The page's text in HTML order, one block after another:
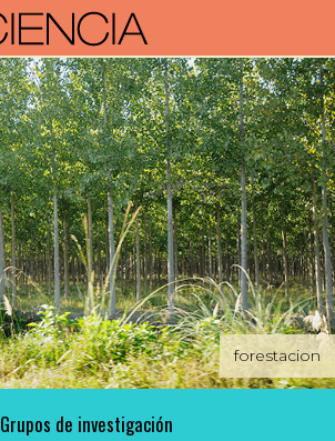
forestacion
Grupos de investigación